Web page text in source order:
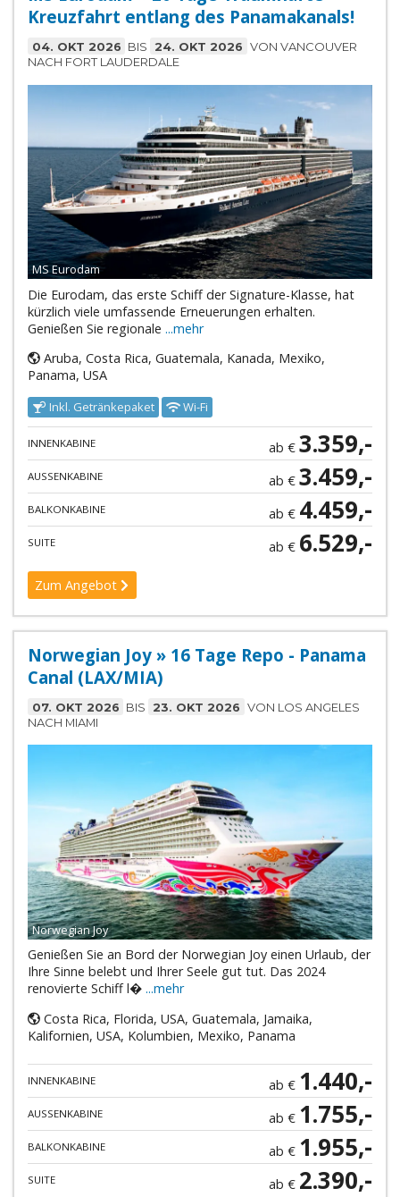
Kreuzfahrt entlang des Panamakanals!
04. OKT 2026 BIS 24. OKT 2026 VON VANCOUVER
NACH FORT LAUDERDALE
MS Eurodam
Die Eurodam, das erste Schiff der Signature-Klasse, hat
kürzlich viele umfassende Erneuerungen erhalten.
Genießen Sie regionale ...mehr
Aruba, Costa Rica, Guatemala, Kanada, Mexiko,
Panama, USA
Inkl. Getränkepaket Wi-Fi
INNENKABINE ab €3.359,-
AUSSENKABINE ab €3.459,-
BALKONKABINE ab € 4.459,-
SUITE ab € 6.529,-
Zum Angebot
Norwegian Joy » 16 Tage Repo - Panama
Canal (LAX/MIA)
07. OKT 2026 BIS 23. OKT 2026 VON LOS ANGELES
NACH MIAMI
Norwegian Joy
Genießen Sie an Bord der Norwegian Joy einen Urlaub, der
Ihre Sinne belebt und Ihrer Seele gut tut. Das 2024
renovierte Schiff l� ...mehr
Costa Rica, Florida, USA, Guatemala, Jamaika,
Kalifornien, USA, Kolumbien, Mexiko, Panama
INNENKABINE ab € 1.440,-
AUSSENKABINE ab € 1.755,-
BALKONKABINE ab € 1.955,-
SUITE ab € 2.390,-